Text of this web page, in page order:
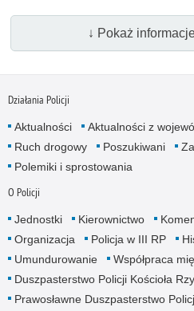
↓ Pokaż
Działania Policji
Aktualności Aktualności z
Ruch drogowy
Poszukiwani
Polemiki i sprostowania
O Policji
Jednostki Kierownictwo
Organizacja
Policja w III RP
Umundurowanie
Współpraca
Duszpasterstwo Policji Kościoła
Prawosławne Duszpasterstwo